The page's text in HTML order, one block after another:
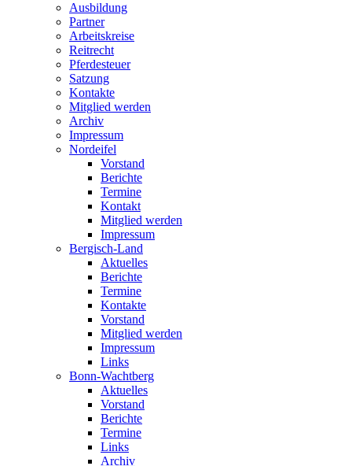
Ausbildung
Partner
Arbeitskreise
Reitrecht
Pferdesteuer
Satzung
Kontakte
Mitglied werden
Archiv
Impressum
Nordeifel
Vorstand
Berichte
Termine
Kontakt
Mitglied werden
Impressum
Bergisch-Land
Aktuelles
Berichte
Termine
Kontakte
Vorstand
Mitglied werden
Impressum
Links
Bonn-Wachtberg
Aktuelles
Vorstand
Berichte
Termine
Links
Archiv